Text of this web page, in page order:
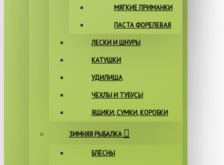
МЯГКИЕ ПРИМАНКИ
ПАСТА ФОРЕЛЕВАЯ
ЛЕСКИ И ШНУРЫ
КАТУШКИ
УДИЛИЩА
ЧЕХЛЫ И ТУБУСЫ
ЯЩИКИ, СУМКИ, КОРОБКИ
ЗИМНЯЯ РЫБАЛКА
БЛЁСНЫ